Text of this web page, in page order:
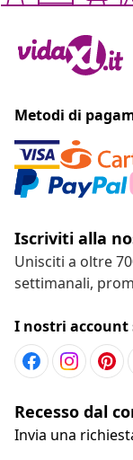
Metodi di
Iscriviti alla
Unisciti a oltre
settimanali,
I nostri account
Recesso dal
Invia una